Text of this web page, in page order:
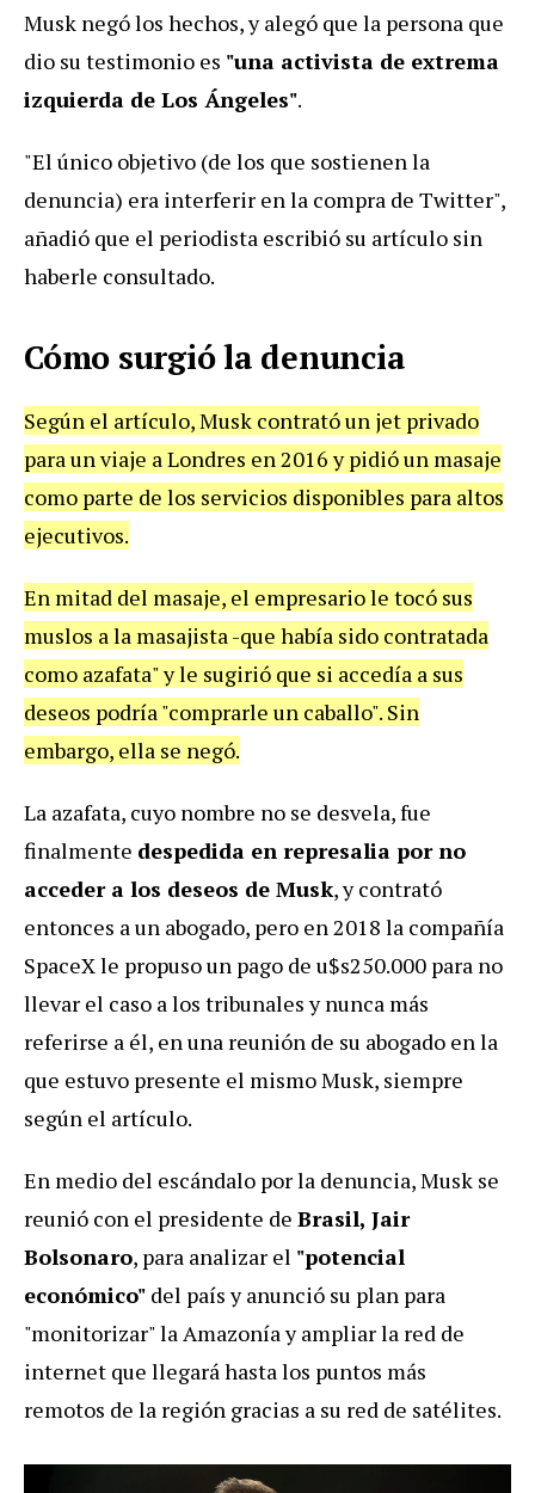
Musk negó los hechos, y alegó que la persona que
dio su testimonio es "una activista de extrema
izquierda de Los Ángeles".
"El único objetivo (de los que sostienen la
denuncia) era interferir en la compra de Twitter",
añadió que el periodista escribió su artículo sin
haberle consultado.
Cómo surgió la denuncia
Según el artículo, Musk contrató un jet privado
para un viaje a Londres en 2016 y pidió un masaje
como parte de los servicios disponibles para altos
ejecutivos.
En mitad del masaje, el empresario le tocó sus
muslos a la masajista -que había sido contratada
como azafata" y le sugirió que si accedía a sus
deseos podría "comprarle un caballo". Sin
embargo, ella se negó.
La azafata, cuyo nombre no se desvela, fue
finalmente despedida en represalia por no
acceder a los deseos de Musk, y contrató
entonces a un abogado, pero en 2018 la compañía
SpaceX le propuso un pago de u$s250.000 para no
llevar el caso a los tribunales y nunca más
referirse a él, en una reunión de su abogado en la
que estuvo presente el mismo Musk, siempre
según el artículo.
En medio del escándalo por la denuncia, Musk se
reunió con el presidente de Brasil, Jair
Bolsonaro, para analizar el "potencial
económico" del país y anunció su plan para
"monitorizar" la Amazonía y ampliar la red de
internet que llegará hasta los puntos más
remotos de la región gracias a su red de satélites.